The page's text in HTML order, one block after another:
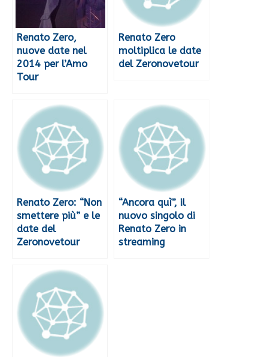
Renato Zero,
nuove date nel
2014 per l’Amo
Tour
Renato Zero
moltiplica le date
del Zeronovetour
Renato Zero: “Non
smettere più” e le
date del
Zeronovetour
“Ancora quì”, il
nuovo singolo di
Renato Zero in
streaming